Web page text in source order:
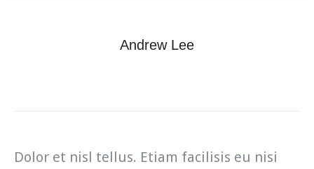
Andrew Lee
Dolor et nisl tellus. Etiam facilisis eu nisi